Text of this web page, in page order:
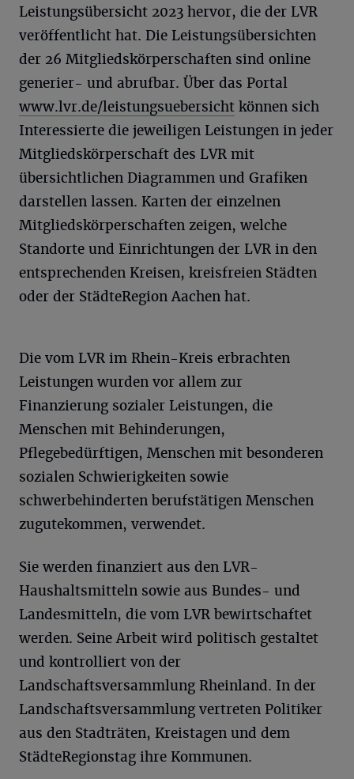
Leistungsübersicht 2023 hervor, die der LVR
veröffentlicht hat. Die Leistungsübersichten
der 26 Mitgliedskörperschaften sind online
generier- und abrufbar. Über das Portal
www.lvr.de/leistungsuebersicht können sich
Interessierte die jeweiligen Leistungen in jeder
Mitgliedskörperschaft des LVR mit
übersichtlichen Diagrammen und Grafiken
darstellen lassen. Karten der einzelnen
Mitgliedskörperschaften zeigen, welche
Standorte und Einrichtungen der LVR in den
entsprechenden Kreisen, kreisfreien Städten
oder der StädteRegion Aachen hat.
Die vom LVR im Rhein-Kreis erbrachten
Leistungen wurden vor allem zur
Finanzierung sozialer Leistungen, die
Menschen mit Behinderungen,
Pflegebedürftigen, Menschen mit besonderen
sozialen Schwierigkeiten sowie
schwerbehinderten berufstätigen Menschen
zugutekommen, verwendet.
Sie werden finanziert aus den LVR-
Haushaltsmitteln sowie aus Bundes- und
Landesmitteln, die vom LVR bewirtschaftet
werden. Seine Arbeit wird politisch gestaltet
und kontrolliert von der
Landschaftsversammlung Rheinland. In der
Landschaftsversammlung vertreten Politiker
aus den Stadträten, Kreistagen und dem
StädteRegionstag ihre Kommunen.